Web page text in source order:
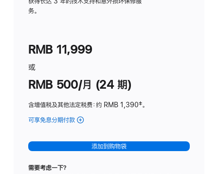
务。
RMB 11,999
或
RMB 500/月 (24 期)
含增值税及其他法定税费：约 RMB 1,390脚
‡。
可享免息分期付款 (Studio
-
标
添加到购物袋
需要考虑一下？